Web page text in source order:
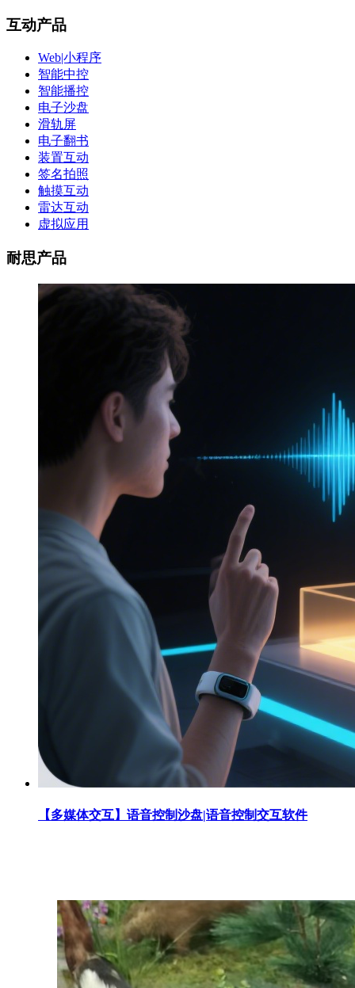
互动产品
Web|小程序
智能中控
智能播控
电子沙盘
滑轨屏
电子翻书
装置互动
签名拍照
触摸互动
雷达互动
虚拟应用
耐思产品
【多媒体交互】语音控制沙盘|语音控制交互软件